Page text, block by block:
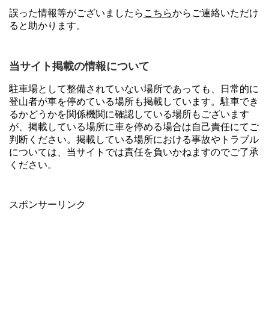
誤った情報等がございましたら こちらからご連絡いただけ
ると助かります。
当サイト掲載の情報について
駐車場として整備されていない場所であっても、日常的に
登山者が車を停めている場所も掲載しています。駐車でき
るかどうかを関係機関に確認している場所もございます
が、掲載している場所に車を停める場合は自己責任にてご
判断ください。掲載している場所における事故やトラブル
については、当サイトでは責任を負いかねますのでご了承
ください。
スポンサーリンク